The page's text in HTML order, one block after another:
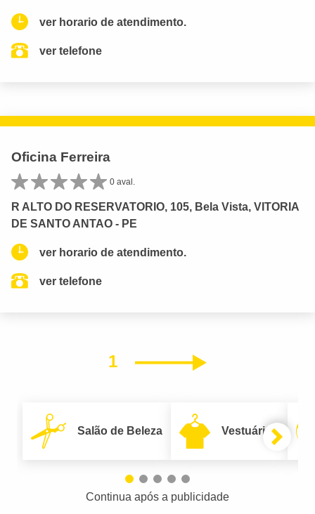
ver horario de atendimento.
ver telefone
Oficina Ferreira
0 aval.
R ALTO DO RESERVATORIO, 105, Bela Vista, VITORIA
DE SANTO ANTAO - PE
ver horario de atendimento.
ver telefone
1 Próximo
Salão de Beleza Vestuário
Continua após a publicidade